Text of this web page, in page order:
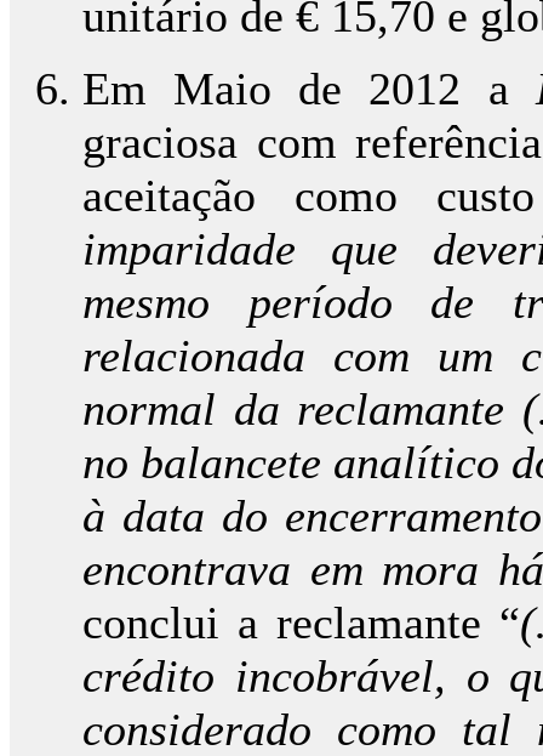
unitário de € 15,70 e
Em Maio de 2012 a
graciosa com
aceitação como
imparidade que
mesmo período de
relacionada com um
normal da
no balancete analítico
à data do
encontrava em mora
conclui a reclamante “
crédito incobrável, o
considerado como